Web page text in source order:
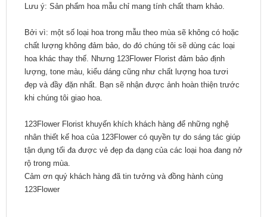
Lưu ý: Sản phẩm hoa mẫu chỉ mang tính chất tham khảo.
Bởi vì: một số loại hoa trong mẫu theo mùa sẽ không có hoặc
chất lượng không đảm bảo, do đó chúng tôi sẽ dùng các loại
hoa khác thay thế. Nhưng 123Flower Florist đảm bảo định
lượng, tone màu, kiểu dáng cũng như chất lượng hoa tươi
đẹp và đầy đặn nhất. Bạn sẽ nhận được ảnh hoàn thiện trước
khi chúng tôi giao hoa.
123Flower Florist khuyến khích khách hàng để những nghệ
nhân thiết kế hoa của 123Flower có quyền tự do sáng tác giúp
tận dụng tối đa được vẻ đẹp đa dạng của các loại hoa đang nở
rộ trong mùa.
Cảm ơn quý khách hàng đã tin tưởng và đồng hành cùng
123Flower